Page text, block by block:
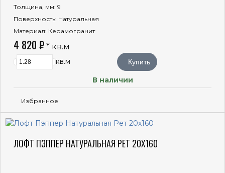
Толщина, мм: 9
Поверхность: Натуральная
Материал: Керамогранит
4 820 ₽ * кв.м
кв.м Купить
В наличии
Избранное
ЛОФТ ПЭППЕР НАТУРАЛЬНАЯ РЕТ 20X160